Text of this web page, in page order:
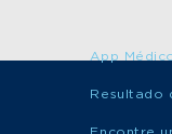
App
Resultado